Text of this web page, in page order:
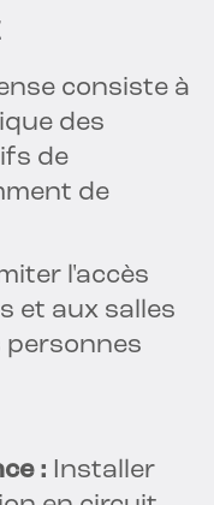
consiste à
des
de
de
l'accès
et aux salles
personnes
: Installer